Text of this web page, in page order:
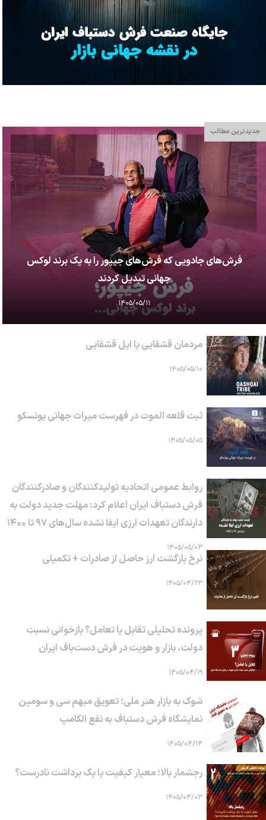
جدیدترین مطالب
فرش‌های جادویی که فرش‌های جیپور را به یک برند لوکس
جهانی تبدیل کردند
۱۴۰۵/۰۵/۱۱
مردمان قشقایی یا ایل قشقایی
۱۴۰۵/۰۵/۱۰
ثبت قلعه الموت در فهرست میراث جهانی یونسکو
۱۴۰۵/۰۵/۰۵
روابط عمومی اتحادیه تولیدکنندگان و صادرکنندگان
فرش دستباف ایران اعلام کرد: مهلت جدید دولت به
دارندگان تعهدات ارزی ایفا نشده سال‌های ۹۷ تا ۱۴۰۰
۱۴۰۵/۰۵/۰۳
نرخ بازگشت ارز حاصل از صادرات + تکمیلی
۱۴۰۵/۰۴/۲۳
پرونده تحلیلی تقابل یا تعامل؟ بازخوانی نسبتِ
دولت، بازار و هویت در فرش دست‌باف ایران
۱۴۰۵/۰۴/۱۹
شوک به بازار هنر ملی؛ تعویق مبهم سی و سومین
نمایشگاه فرش دستباف به نفع الکامپ
۱۴۰۵/۰۴/۱۴
رجشمار بالا؛ معیار کیفیت یا یک برداشت نادرست؟
۱۴۰۵/۰۴/۰۳